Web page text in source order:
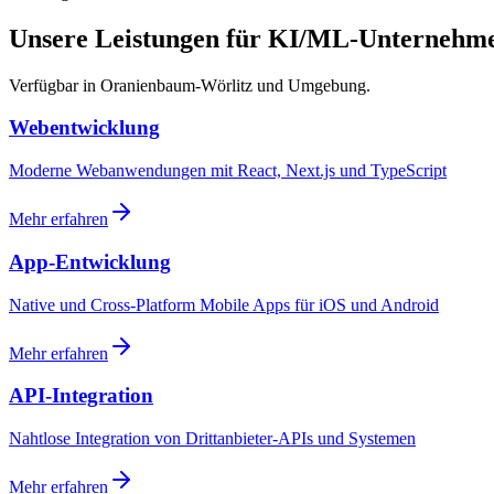
Unsere Leistungen für KI/ML-
Verfügbar in Oranienbaum-Wörlitz und Umgebung.
Webentwicklung
Moderne Webanwendungen mit React, Next.js und TypeScript
Mehr erfahren
App-Entwicklung
Native und Cross-Platform Mobile Apps für iOS und Android
Mehr erfahren
API-Integration
Nahtlose Integration von Drittanbieter-APIs und Systemen
Mehr erfahren